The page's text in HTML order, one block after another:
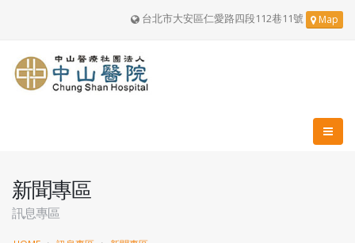
台北市大安區仁愛路四段112巷11號 Map
新聞專區
訊息專區